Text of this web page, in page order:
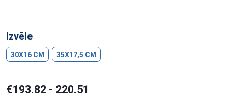
Izvēle
30X16 CM 35X17,5 CM
€193.82 - 220.51